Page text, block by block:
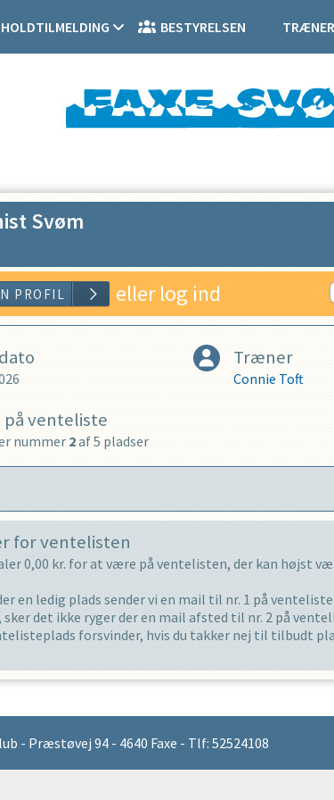
HOLDTILMELDING BESTYRELSEN
Svøm
OPRET EN PROFIL
eller log ind
Træner
Connie Toft
på venteliste
nummer 2af5 pladser
for ventelisten
0,00 kr. for at være på ventelisten, der kan højst
en ledig plads sender vi en mail til nr. 1 på
det ikke ryger der en mail afsted til nr. 2 på
forsvinder, hvis du takker nej til tilbudt
- Præstøvej 94 - 4640 Faxe - Tlf: 52524108